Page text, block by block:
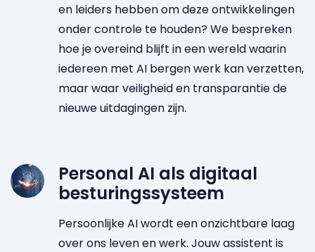
en leiders hebben om deze ontwikkelingen
onder controle te houden? We bespreken
hoe je overeind blijft in een wereld waarin
iedereen met AI bergen werk kan verzetten,
maar waar veiligheid en transparantie de
nieuwe uitdagingen zijn.
Personal AI als digitaal
besturingssysteem
Persoonlijke AI wordt een onzichtbare laag
over ons leven en werk. Jouw assistent is